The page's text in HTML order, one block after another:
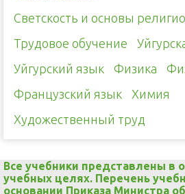
Светскость и основы
Трудовое обучение
Уйгурский язык
Физика
Французский язык
Химия
Художественный труд
Все учебники представлены в
учебных целях. Перечень
основании Приказа Министра